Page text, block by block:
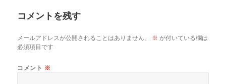
コメントを残す
メールアドレスが公開されることはありません。 ※ が付いている欄は
必須項目です
コメント ※